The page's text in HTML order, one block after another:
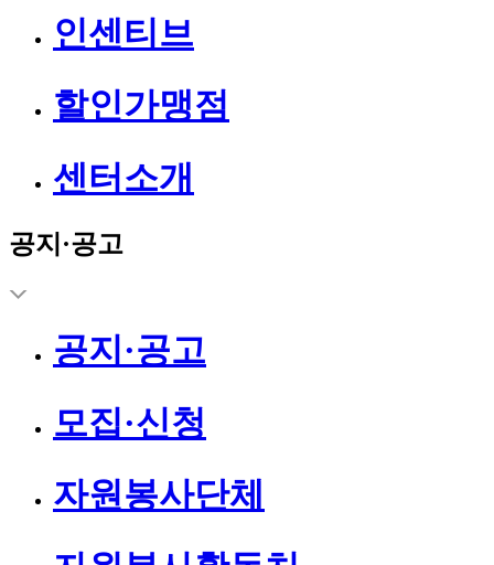
인센티브
할인가맹점
센터소개
공지·공고
공지·공고
모집·신청
자원봉사단체